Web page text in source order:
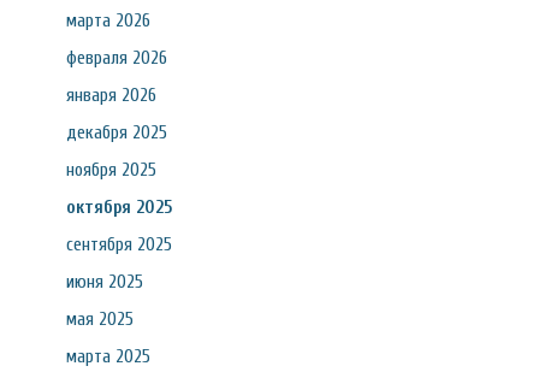
марта 2026
февраля 2026
января 2026
декабря 2025
ноября 2025
октября 2025
сентября 2025
июня 2025
мая 2025
марта 2025